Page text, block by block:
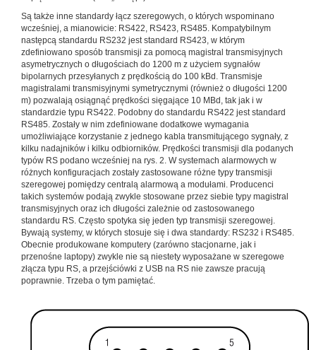
Są także inne standardy łącz szeregowych, o których wspominano
wcześniej, a mianowicie: RS422, RS423, RS485. Kompatybilnym
następcą standardu RS232 jest standard RS423, w którym
zdefiniowano sposób transmisji za pomocą magistral transmisyjnych
asymetrycznych o długościach do 1200 m z użyciem sygnałów
bipolarnych przesyłanych z prędkością do 100 kBd. Transmisje
magistralami transmisyjnymi symetrycznymi (również o długości 1200
m) pozwalają osiągnąć prędkości sięgające 10 MBd, tak jak i w
standardzie typu RS422. Podobny do standardu RS422 jest standard
RS485. Zostały w nim zdefiniowane dodatkowe wymagania
umożliwiające korzystanie z jednego kabla transmitującego sygnały, z
kilku nadajników i kilku odbiorników. Prędkości transmisji dla podanych
typów RS podano wcześniej na rys. 2. W systemach alarmowych w
różnych konfiguracjach zostały zastosowane różne typy transmisji
szeregowej pomiędzy centralą alarmową a modułami. Producenci
takich systemów podają zwykle stosowane przez siebie typy magistral
transmisyjnych oraz ich długości zależnie od zastosowanego
standardu RS. Często spotyka się jeden typ transmisji szeregowej.
Bywają systemy, w których stosuje się i dwa standardy: RS232 i RS485.
Obecnie produkowane komputery (zarówno stacjonarne, jak i
przenośne laptopy) zwykle nie są niestety wyposażane w szeregowe
złącza typu RS, a przejściówki z USB na RS nie zawsze pracują
poprawnie. Trzeba o tym pamiętać.